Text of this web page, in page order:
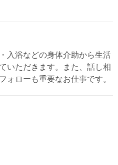
入浴などの身体介助から生活
いただきます。また、話し相
ォローも重要なお仕事です。